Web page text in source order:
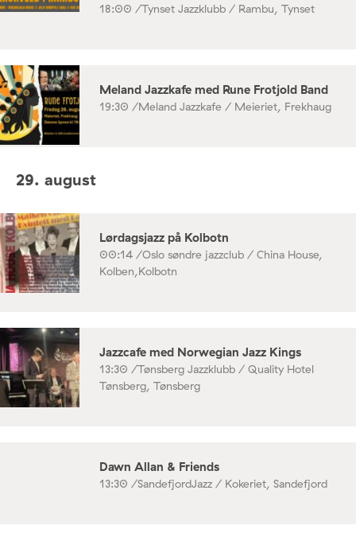
18:00 /Tynset Jazzklubb / Rambu, Tynset
Meland Jazzkafe med Rune Frotjold Band
19:30 /Meland Jazzkafe / Meieriet, Frekhaug
29. august
Lørdagsjazz på Kolbotn
00:14 /Oslo søndre jazzclub / China House,
Kolben,Kolbotn
Jazzcafe med Norwegian Jazz Kings
13:30 /Tønsberg Jazzklubb / Quality Hotel
Tønsberg, Tønsberg
Dawn Allan & Friends
13:30 /SandefjordJazz / Kokeriet, Sandefjord